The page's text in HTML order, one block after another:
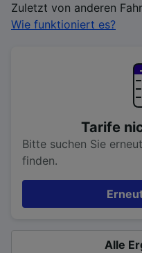
Zuletzt von anderen
Wie funktioniert es?
Tarife
Bitte suchen Sie
finden.
Alle